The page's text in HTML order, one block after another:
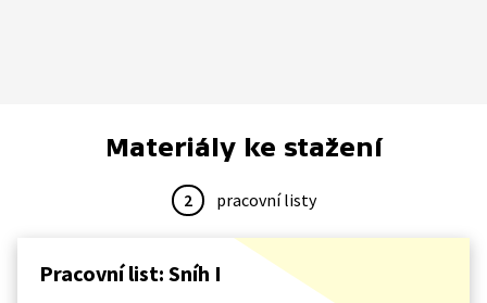
Materiály ke stažení
2 pracovní listy
Pracovní list: Sníh I